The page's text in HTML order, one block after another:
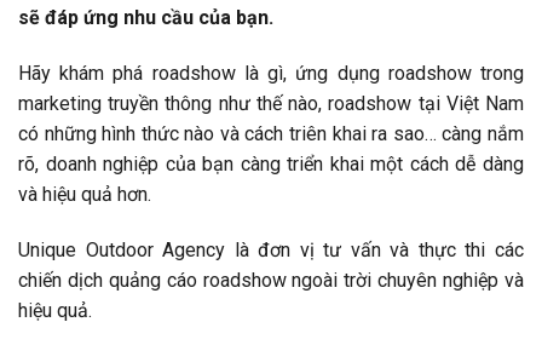
sẽ đáp ứng nhu cầu của bạn.
Hãy khám phá roadshow là gì, ứng dụng roadshow trong
marketing truyền thông như thế nào, roadshow tại Việt Nam
có những hình thức nào và cách triên khai ra sao… càng nắm
rõ, doanh nghiệp của bạn càng triển khai một cách dễ dàng
và hiệu quả hơn.
Unique Outdoor Agency là đơn vị tư vấn và thực thi các
chiến dịch quảng cáo roadshow ngoài trời chuyên nghiệp và
hiệu quả.